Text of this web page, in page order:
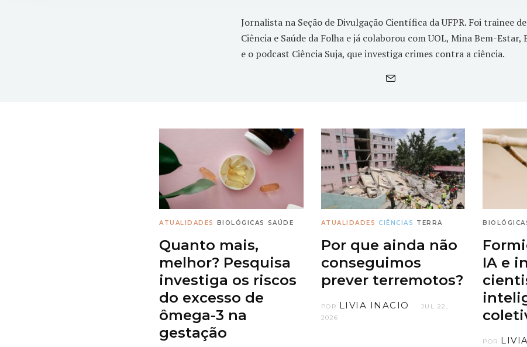
Jornalista na Seção de Divulgação Científica da UFPR. Foi trainee de
Ciência e Saúde da Folha e já colaborou com UOL, Mina Bem-Estar,
e o podcast Ciência Suja, que investiga crimes contra a ciência.
ATUALIDADES BIOLÓGICAS SAÚDE
Quanto mais,
melhor? Pesquisa
investiga os riscos
do excesso de
ômega-3 na
gestação
ATUALIDADES CIÊNCIAS TERRA
Por que ainda não
conseguimos
prever terremotos?
POR LIVIA INACIO
JUL 22,
2026
IA e
POR